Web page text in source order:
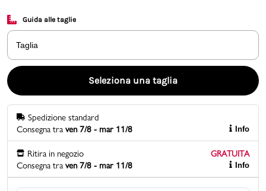
pcard
Gift card
Guida alle taglie
Taglia
Seleziona una taglia
Spedizione standard
Consegna tra ven 7/8 - mar 11/8 Info
Ritira in negozio
GRATUITA
Consegna tra ven 7/8 - mar 11/8 Info